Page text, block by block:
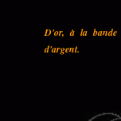
D'or, à la bande
d'argent.